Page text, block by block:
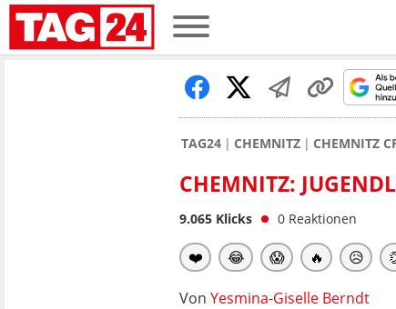
TAG24 CHEMNITZ CHEMNITZ
CHEMNITZ:
9.065 Klicks 0 Reaktionen
❤️ 😂 😱 🔥 😥
Von Yesmina-Giselle Berndt